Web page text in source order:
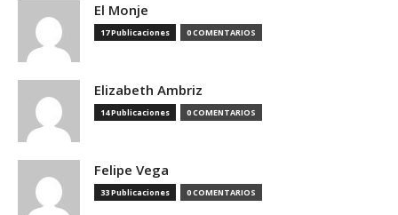
El Monje
17 Publicaciones 0 COMENTARIOS
Elizabeth Ambriz
14 Publicaciones 0 COMENTARIOS
Felipe Vega
33 Publicaciones 0 COMENTARIOS